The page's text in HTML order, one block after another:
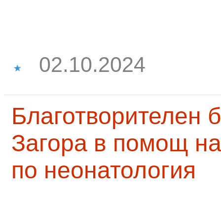
02.10.2024
Благотворителен
Загора в помощ
по неонатология